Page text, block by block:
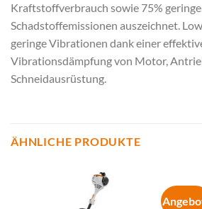
Kraftstoffverbrauch sowie 75%
Schadstoffemissionen auszeichnet.
geringe Vibrationen dank einer
Vibrationsdämpfung von Motor,
Schneidausrüstung.
ÄHNLICHE PRODUKTE